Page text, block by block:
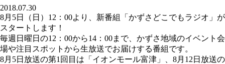
2018.07.30
8月5日（日）12：00より、新番組「かずさどこでもラジオ」が
スタートします！
毎週日曜日の12：00から14：00まで、かずさ地域のイベント会
場や注目スポットから生放送でお届けする番組です。
8月5日放送の第1回目は「イオンモール富津」、8月12日放送の